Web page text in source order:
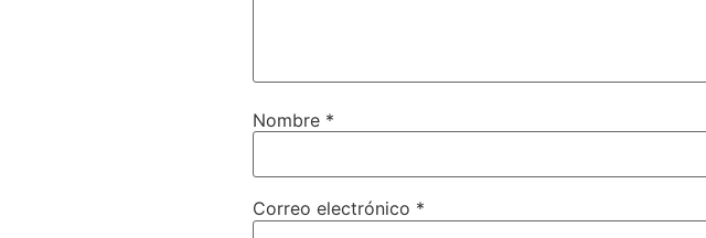
Nombre *
Correo electrónico *